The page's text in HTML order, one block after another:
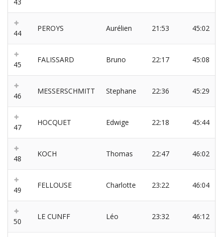
44
PEROYS Aurélien 21:53 45:02
45
FALISSARD Bruno 22:17 45:08
46
MESSERSCHMITT Stephane 22:36 45:29
47
HOCQUET Edwige 22:18 45:44
48
KOCH Thomas 22:47 46:02
49
FELLOUSE Charlotte 23:22 46:04
50
LE CUNFF Léo 23:32 46:12